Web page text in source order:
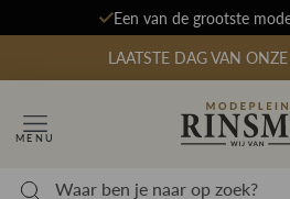
Een van de grootste
LAATSTE DAG VAN
MENU